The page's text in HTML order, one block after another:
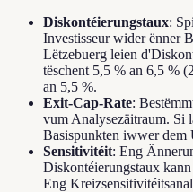
Diskontéierungstaux:
Investisseur wider ënner
Lëtzebuerg leien
tëschent 5,5 % an 6,5 %
an 5,5 %.
Exit-Cap-Rate:
vum Analysezäitraum. Si
Basispunkten iwwer dem
Sensitivitéit: Eng
Diskontéierungstaux
Eng